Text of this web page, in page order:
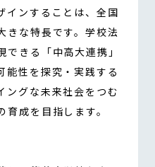
インすることは、全国
きな特長です。学校法
きる「中高大連携」
能性を探究・実践する
ングな未来社会をつむ
成を目指します。